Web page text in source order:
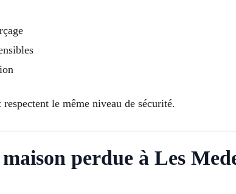
le même niveau de sécurité.
perdue à Les